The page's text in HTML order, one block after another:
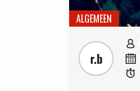
ALGEMEEN
r.b


